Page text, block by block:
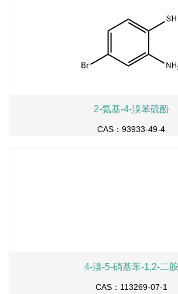
2-氨基-4-溴苯硫酚
CAS：93933-49-4
4-溴-5-硝基苯-1,2-二胺
CAS：113269-07-1